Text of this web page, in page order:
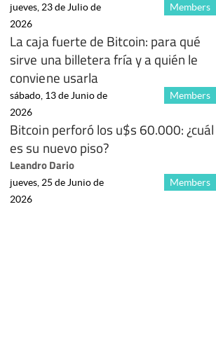
Members
jueves, 23 de Julio de
2026
La caja fuerte de Bitcoin: para qué
sirve una billetera fría y a quién le
conviene usarla
Members
sábado, 13 de Junio de
2026
Bitcoin perforó los u$s 60.000: ¿cuál
es su nuevo piso?
Leandro Dario
Members
jueves, 25 de Junio de
2026